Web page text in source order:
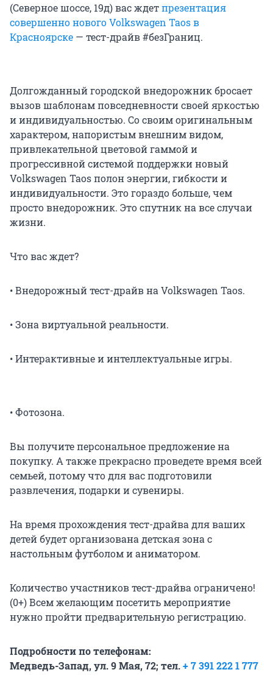
(Северное шоссе, 19д) вас ждетпрезентация
совершенно нового Volkswagen Taos в
Красноярске — тест-драйв #безГраниц.
Долгожданный городской внедорожник бросает
вызов шаблонам повседневности своей яркостью
и индивидуальностью. Со своим оригинальным
характером, напористым внешним видом,
привлекательной цветовой гаммой и
прогрессивной системой поддержки новый
Volkswagen Taos полон энергии, гибкости и
индивидуальности. Это гораздо больше, чем
просто внедорожник. Это спутник на все случаи
жизни.
Что вас ждет?
• Внедорожный тест-драйв на Volkswagen Taos.
• Зона виртуальной реальности.
• Интерактивные и интеллектуальные игры.
• Фотозона.
Вы получите персональное предложение на
покупку. А также прекрасно проведете время всей
семьей, потому что для вас подготовили
развлечения, подарки и сувениры.
На время прохождения тест-драйва для ваших
детей будет организована детская зона с
настольным футболом и аниматором.
Количество участников тест-драйва ограничено!
(0+) Всем желающим посетить мероприятие
нужно пройти предварительную регистрацию.
Подробности по телефонам:
Медведь-Запад, ул. 9 Мая, 72; тел.+ 7 391 222 1 777